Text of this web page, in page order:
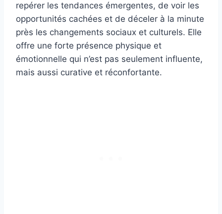
repérer les tendances émergentes, de voir les
opportunités cachées et de déceler à la minute
près les changements sociaux et culturels. Elle
offre une forte présence physique et
émotionnelle qui n’est pas seulement influente,
mais aussi curative et réconfortante.